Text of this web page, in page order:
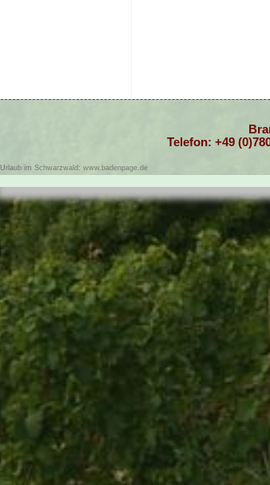
Telefon: +49
Urlaub im Schwarzwald: www.badenpage.de